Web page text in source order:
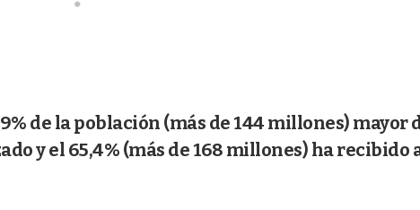
de la población (más de 144 millones) mayor
y el 65,4% (más de 168 millones) ha recibido